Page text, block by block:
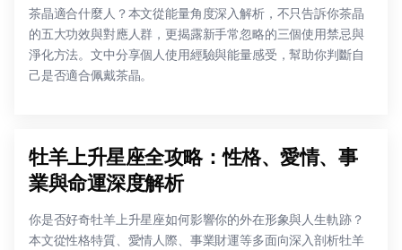
茶晶適合什麼人？本文從能量角度深入解析，不只告訴你茶晶
的五大功效與對應人群，更揭露新手常忽略的三個使用禁忌與
淨化方法。文中分享個人使用經驗與能量感受，幫助你判斷自
己是否適合佩戴茶晶。
牡羊上升星座全攻略：性格、愛情、事
業與命運深度解析
你是否好奇牡羊上升星座如何影響你的外在形象與人生軌跡？
本文從性格特質、愛情人際、事業財運等多面向深入剖析牡羊